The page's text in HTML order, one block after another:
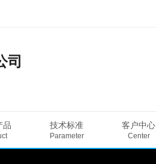
司
品 技术标准
Parameter
客户中心
Center